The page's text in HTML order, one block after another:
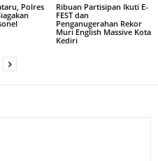
Polres
Ribuan Partisipan Ikuti E-
FEST dan
Penganugerahan Rekor
Muri English Massive Kota
Kediri